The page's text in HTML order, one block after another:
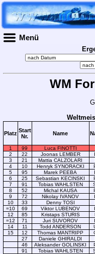
Menü
WM
Platz Start
Nr.
Name
1 99 Luca FINOTTI
2
22 Joonas LEMBER
3
21 Mattia CALZOLARI
4
10 Henryk SYNORACKI
5
95 Marek PEEBA
6
25 Sebastian KECINSKI
7
91 Tobias WAHLSTEN
8
52 Michal KAUSA
9
72 Nikolay IVANOV
10
33 Denny TOSI
=10
69 Viktor LUBENOV
12
85 Kristaps STURIS
=12
71 Juri SUVOROV
14
11 Todd ANDERSON
15
12 Thomas MANTRIPP
27
Daniele GHIRALDI
46
Aleksander GOLINSKI
91
Tobias WAHLSTEN